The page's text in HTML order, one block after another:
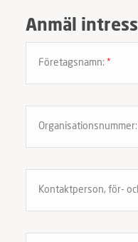
Anmäl
Företagsnamn: *
Organisationsnummer:
Kontaktperson, för-